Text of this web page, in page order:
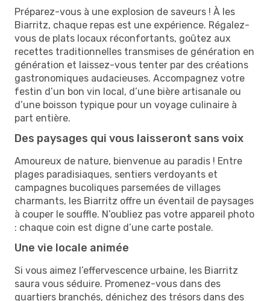
Préparez-vous à une explosion de saveurs ! À les
Biarritz, chaque repas est une expérience. Régalez-
vous de plats locaux réconfortants, goûtez aux
recettes traditionnelles transmises de génération en
génération et laissez-vous tenter par des créations
gastronomiques audacieuses. Accompagnez votre
festin d’un bon vin local, d’une bière artisanale ou
d’une boisson typique pour un voyage culinaire à
part entière.
Des paysages qui vous laisseront sans voix
Amoureux de nature, bienvenue au paradis ! Entre
plages paradisiaques, sentiers verdoyants et
campagnes bucoliques parsemées de villages
charmants, les Biarritz offre un éventail de paysages
à couper le souffle. N’oubliez pas votre appareil photo
: chaque coin est digne d’une carte postale.
Une vie locale animée
Si vous aimez l’effervescence urbaine, les Biarritz
saura vous séduire. Promenez-vous dans des
quartiers branchés, dénichez des trésors dans des